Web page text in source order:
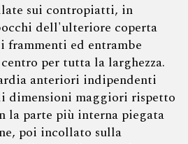
sui contropiatti, in
dell'ulteriore coperta
frammenti ed entrambe
per tutta la larghezza.
anteriori indipendenti
dimensioni maggiori rispetto
la parte più interna piegata
poi incollato sulla